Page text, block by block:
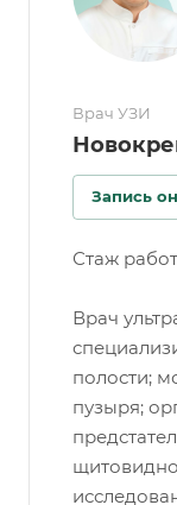
Врач УЗИ
Запись
Стаж
Врач
полости;
пузыря;